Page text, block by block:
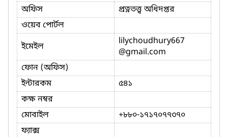
অফিস
প্রত্নতত্ত্ব অধিদপ্তর
ওয়েব পোর্টল
ইমেইল
lilychoudhury667
@gmail.com
ফোন (অফিস)
ইন্টারকম
৫৪১
কক্ষ নম্বর
মোবাইল
+৮৮০-১৭১৭০৭৭৩৭০
ফ্যাক্স